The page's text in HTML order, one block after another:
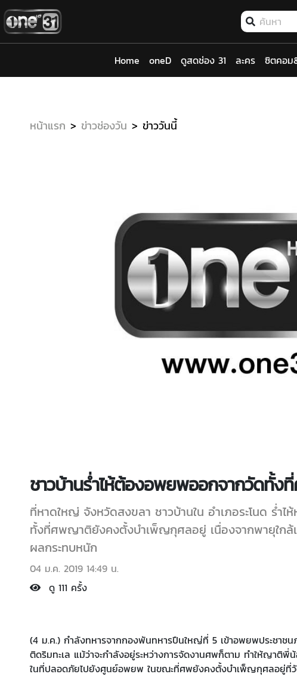
Home oneD ดูสดช่อง 31 ละคร ซิตคอม
หน้าแรก ข่าวช่องวัน ข่าววันนี้
ชาวบ้านร่ำไห้ต้องอพยพออกจากวัดทั้
ที่หาดใหญ่ จังหวัดสงขลา ชาวบ้านใน อำเภอระโนด ร่ำ
ทั้งที่ศพญาติยังคงตั้งบำเพ็ญกุศลอยู่ เนื่องจากพายุใกล้
ผลกระทบหนัก
04 ม.ค. 2019 14:49 น.
ดู 111 ครั้ง
(4 ม.ค.) กำลังทหารจากกองพันทหารปืนใหญ่ที่ 5 เข้าอพยพประชาชน
ติดริมทะเล แม้ว่าจะกำลังอยู่ระหว่างการจัดงานศพก็ตาม ทำให้ญาติพี่
ในที่ปลอดภัยไปยังศูนย์อพยพ ในขณะที่ศพยังคงตั้งบำเพ็ญกุศลอยู่ที่วั